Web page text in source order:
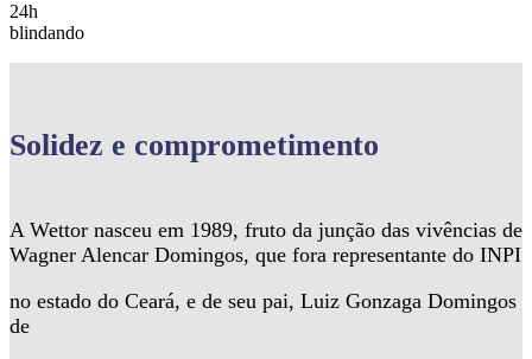
24h
blindando
Solidez e comprometimento
A Wettor nasceu em 1989, fruto da junção das vivências de
Wagner Alencar Domingos, que fora representante do INPI
no estado do Ceará, e de seu pai, Luiz Gonzaga Domingos
de